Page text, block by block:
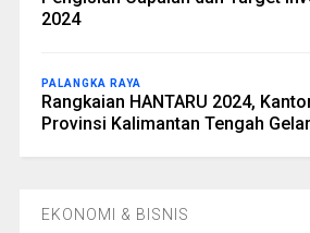
2024
PALANGKA RAYA
Rangkaian HANTARU 2024,
Provinsi Kalimantan Tengah
EKONOMI & BISNIS